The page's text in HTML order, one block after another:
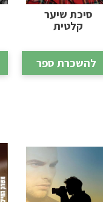
סיכת שיער
קלטית
להשכרת ספר